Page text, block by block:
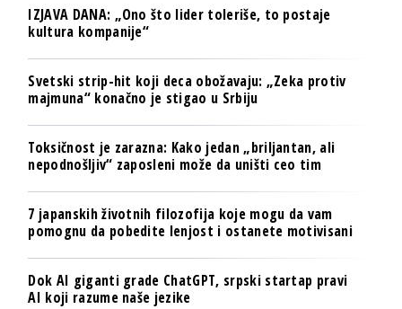
IZJAVA DANA: „Ono što lider toleriše, to postaje
kultura kompanije“
Svetski strip-hit koji deca obožavaju: „Zeka protiv
majmuna“ konačno je stigao u Srbiju
Toksičnost je zarazna: Kako jedan „briljantan, ali
nepodnošljiv“ zaposleni može da uništi ceo tim
7 japanskih životnih filozofija koje mogu da vam
pomognu da pobedite lenjost i ostanete motivisani
Dok AI giganti grade ChatGPT, srpski startap pravi
AI koji razume naše jezike